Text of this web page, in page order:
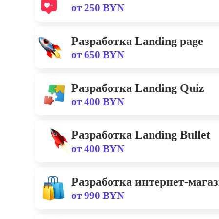
от 250 BYN
Разработка Landing page
от 650 BYN
Разработка Landing Quiz
от 400 BYN
Разработка Landing Bullet
от 400 BYN
Разработка интернет-
от 990 BYN